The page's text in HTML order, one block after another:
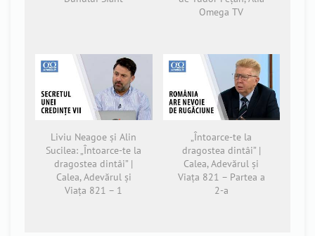
Omega TV
Liviu Neagoe și Alin
Sucilea: „Întoarce-te la
dragostea dintâi” |
Calea, Adevărul și
Viața 821 – 1
„Întoarce-te la
dragostea dintâi” |
Calea, Adevărul și
Viața 821 – Partea a
2-a